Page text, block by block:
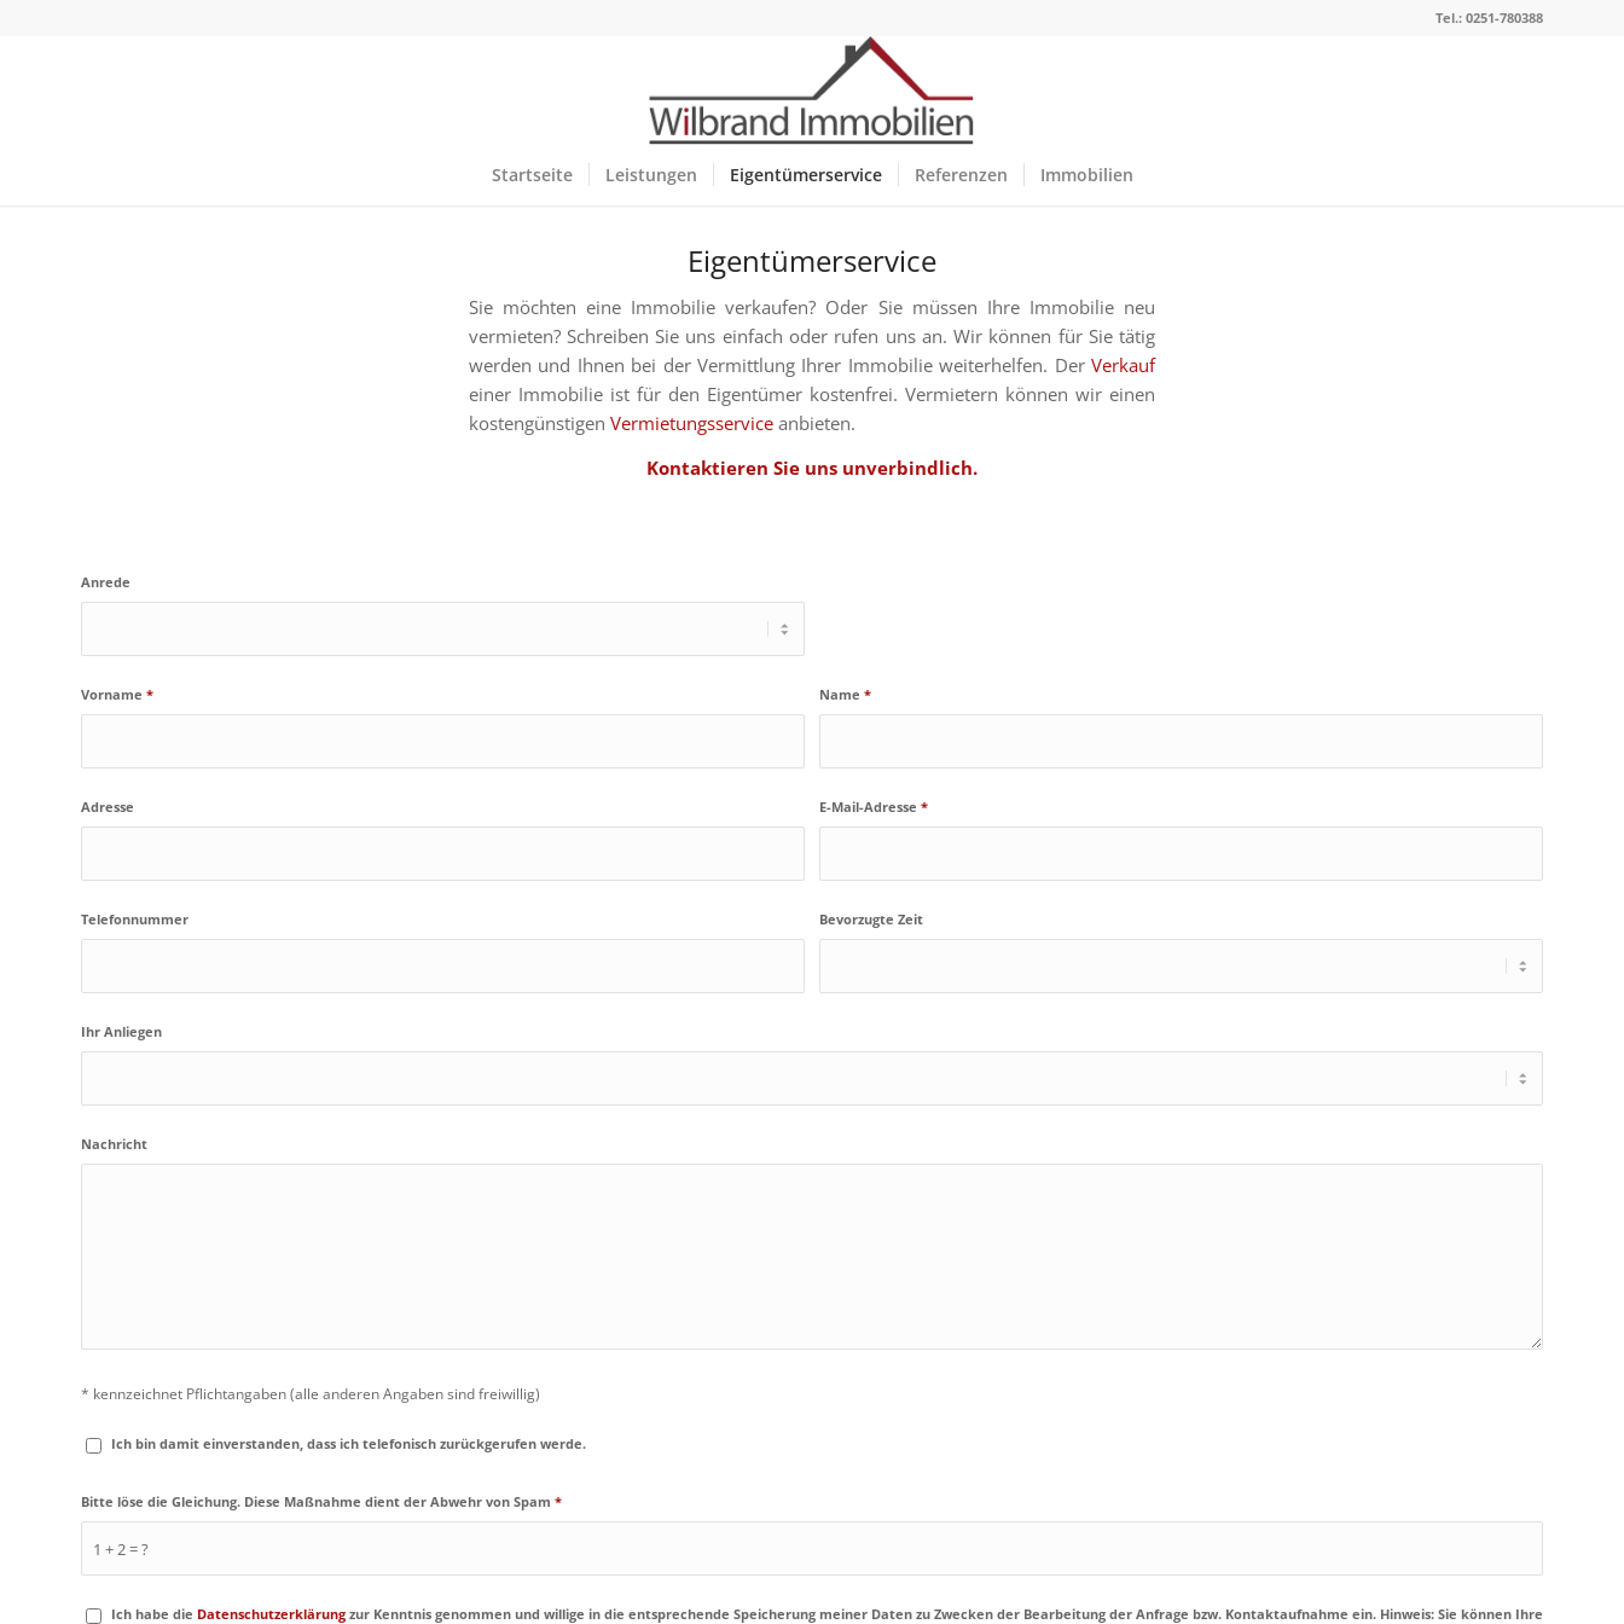
Tel.: 0251-780388
Startseite Leistungen Eigentümerservice Referenzen Immobilien
Eigentümerservice
Sie möchten eine Immobilie verkaufen? Oder Sie müssen Ihre Immobilie neu
vermieten? Schreiben Sie uns einfach oder rufen uns an. Wir können für Sie tätig
werden und Ihnen bei der Vermittlung Ihrer Immobilie weiterhelfen. DerVerkauf
einer Immobilie ist für den Eigentümer kostenfrei. Vermietern können wir einen
kostengünstigen Vermietungsserviceanbieten.
Kontaktieren Sie uns unverbindlich.
Anrede
Vorname * Name*
Adresse E-Mail-Adresse*
Telefonnummer Bevorzugte Zeit
Ihr Anliegen
Nachricht
* kennzeichnet Pflichtangaben (alle anderen Angaben sind freiwillig)
Ich bin damit einverstanden, dass ich telefonisch zurückgerufen werde.
1 + 2 = ?
Bitte löse die Gleichung. Diese Maßnahme dient der Abwehr von Spam *
Ich habe die Datenschutzerklärung zur Kenntnis genommen und willige in die entsprechende Speicherung meiner Daten zu Zwecken der Bearbeitung der Anfrage bzw. Kontaktaufnahme ein. Hinweis: Sie können Ihre